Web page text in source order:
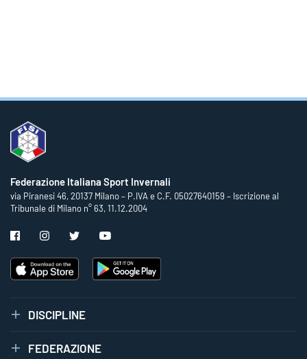
Federazione Italiana Sport Invernali
via Piranesi 46, 20137 Milano – P.IVA e C.F. 05027640159 – Iscrizione al
Tribunale di Milano n° 63, 11.12.2004
DISCIPLINE
FEDERAZIONE